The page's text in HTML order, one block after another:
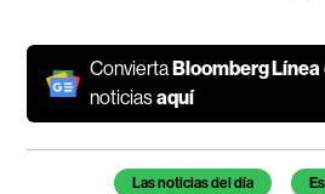
ConviertaBloomberg Línea
noticiasaquí
Temas de este artículo
Las noticias del día